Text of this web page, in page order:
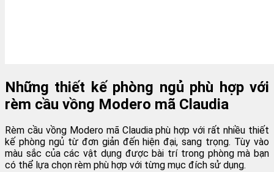
Những thiết kế phòng ngủ phù hợp với
rèm cầu vồng Modero mã Claudia
Rèm cầu vồng Modero mã Claudia phù hợp với rất nhiều thiết
kế phòng ngủ từ đơn giản đến hiện đại, sang trọng. Tùy vào
màu sắc của các vật dụng được bài trí trong phòng mà bạn
có thể lựa chọn rèm phù hợp với từng mục đích sử dụng.